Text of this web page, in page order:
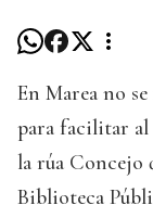
En Marea no
para facilitar al
la rúa Concejo
Biblioteca